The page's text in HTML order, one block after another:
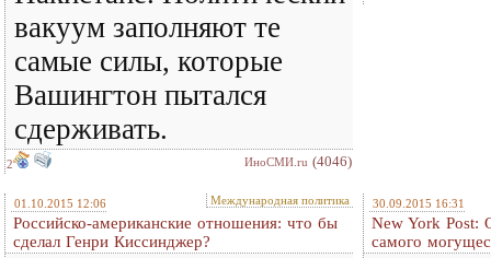
вакуум заполняют те
самые силы, которые
Вашингтон пытался
сдерживать.
2 ИноСМИ.ru (4046)
01.10.2015 12:06 Международная политика
Российско-американские отношения: что бы
сделал Генри Киссинджер?
30.09.2015 16:31
New York Post:
самого